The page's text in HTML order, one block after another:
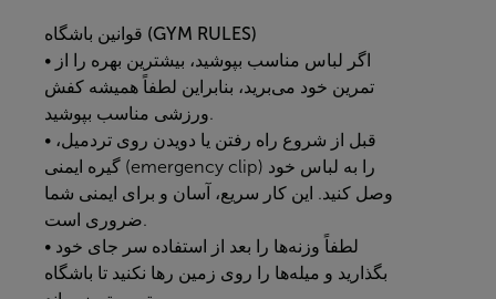
قوانین باشگاه (GYM RULES)
• اگر لباس مناسب بپوشید، بیشترین بهره را از
تمرین خود می‌برید، بنابراین لطفاً همیشه کفش
• قبل از شروع راه رفتن یا دویدن روی تردمیل،
گیره ایمنی (emergency clip) را به لباس خود
وصل کنید. این کار سریع، آسان و برای ایمنی شما
• لطفاً وزنه‌ها را بعد از استفاده سر جای خود
بگذارید و میله‌ها را روی زمین رها نکنید تا باشگاه